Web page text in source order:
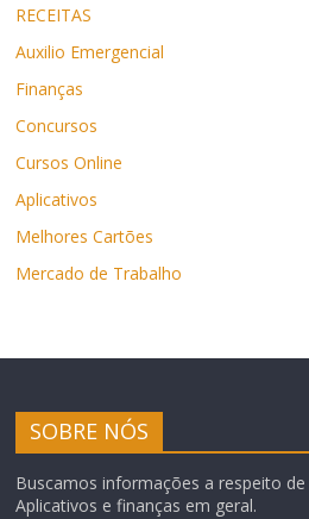
RECEITAS
Auxilio Emergencial
Finanças
Concursos
Cursos Online
Aplicativos
Melhores Cartões
Mercado de Trabalho
SOBRE NÓS
Buscamos informações a respeito
Aplicativos e finanças em geral.